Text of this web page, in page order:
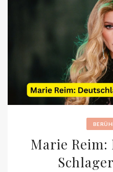
Marie Reim: